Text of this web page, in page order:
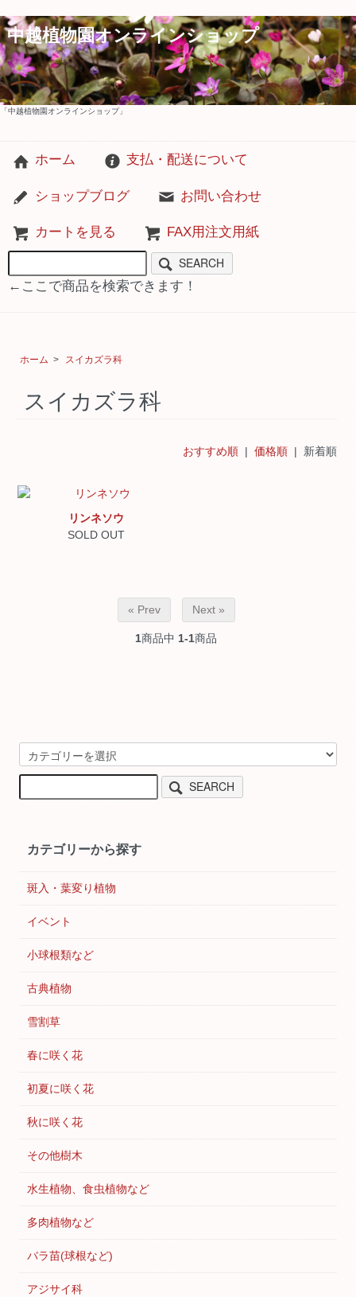
中越植物園オンラインショップ
「中越植物園オンラインショップ」
ホーム 支払・配送について
ショップブログ お問い合わせ
カートを見る FAX用注文用紙
SEARCH
←ここで商品を検索できます！
ホーム > スイカズラ科
スイカズラ科
おすすめ順| 価格順| 新着順
リンネソウ
SOLD OUT
« Prev Next »
1商品中 1-1商品
SEARCH
カテゴリーから探す
斑入・葉変り植物
イベント
小球根類など
古典植物
雪割草
春に咲く花
初夏に咲く花
秋に咲く花
その他樹木
水生植物、食虫植物など
多肉植物など
バラ苗(球根など)
アジサイ科